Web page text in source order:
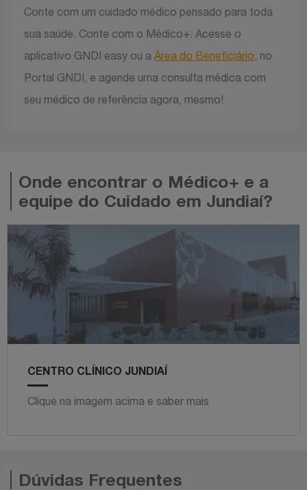
Conte com um cuidado médico pensado para toda
sua saúde. Conte com o Médico+. Acesse o
aplicativo GNDI easy ou a Área do Beneficiário , no
Portal GNDI, e agende uma consulta médica com
seu médico de referência agora, mesmo!
Onde encontrar o Médico+ e a
equipe do Cuidado em Jundiaí?
CENTRO CLÍNICO JUNDIAÍ
Clique na imagem acima e saber mais
Dúvidas Frequentes